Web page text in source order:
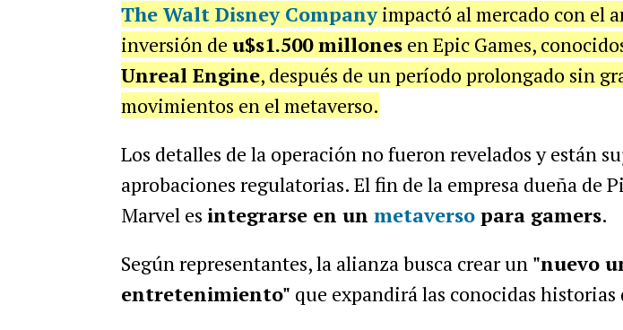
The Walt Disney Companyimpactó al mercado con el
inversión de u$s1.500 millonesen Epic Games,
Unreal Engine, después de un período prolongado sin
movimientos en el metaverso.
Los detalles de la operación no fueron revelados y están
aprobaciones regulatorias. El fin de la empresa dueña de
Marvel es integrarse en un metaversopara gamers.
Según representantes, la alianza busca crear un "nuevo
entretenimiento" que expandirá las conocidas historias